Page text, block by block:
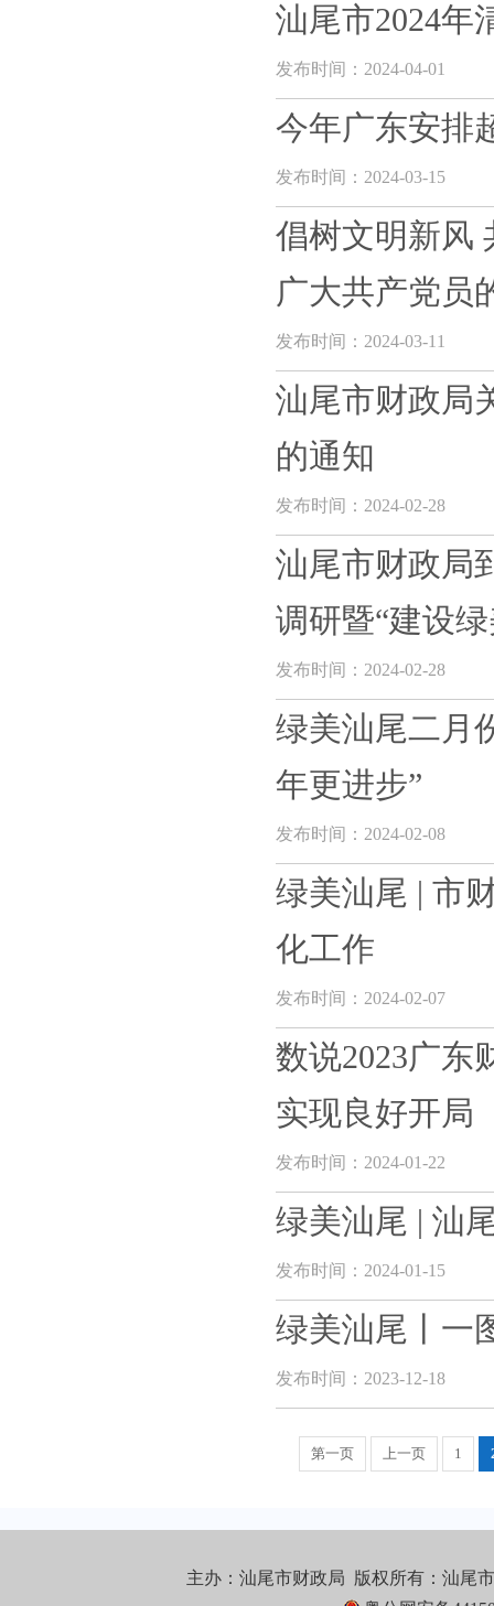
汕尾市2024年
发布时间：2024-04-01
今年广东安排
发布时间：2024-03-15
倡树文明新风
广大共产党员
发布时间：2024-03-11
汕尾市财政局
的通知
发布时间：2024-02-28
汕尾市财政局
调研暨“建设
发布时间：2024-02-28
绿美汕尾二月
年更进步”
发布时间：2024-02-08
绿美汕尾 | 市
化工作
发布时间：2024-02-07
数说2023广东
实现良好开局
发布时间：2024-01-22
绿美汕尾 | 汕
发布时间：2024-01-15
绿美汕尾丨一
发布时间：2023-12-18
第一页 上一页 1
主办：汕尾市财政局 版权所有：汕尾